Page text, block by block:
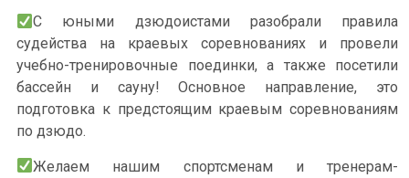
С юными дзюдоистами разобрали правила
судейства на краевых соревнованиях и провели
учебно-тренировочные поединки, а также посетили
бассейн и сауну! Основное направление, это
подготовка к предстоящим краевым соревнованиям
по дзюдо.
Желаем нашим спортсменам и тренерам-